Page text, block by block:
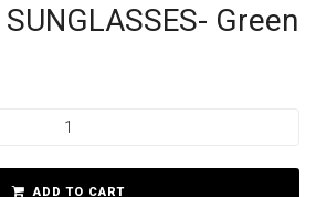
Green
ADD TO CART